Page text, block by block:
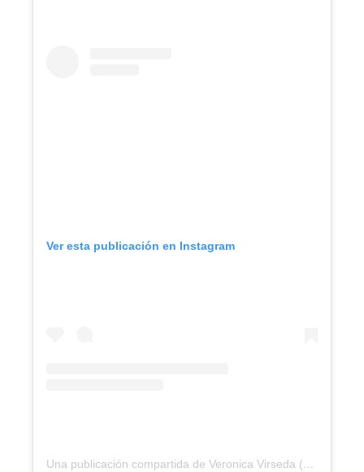
Ver esta publicación en Instagram
Una publicación compartida de Veronica Virseda (@verovirseda)